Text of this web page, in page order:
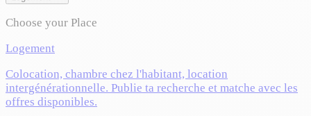
Choose your Place
Logement
Colocation, chambre chez l'habitant, location
intergénérationnelle. Publie ta recherche et matche avec les
offres disponibles.